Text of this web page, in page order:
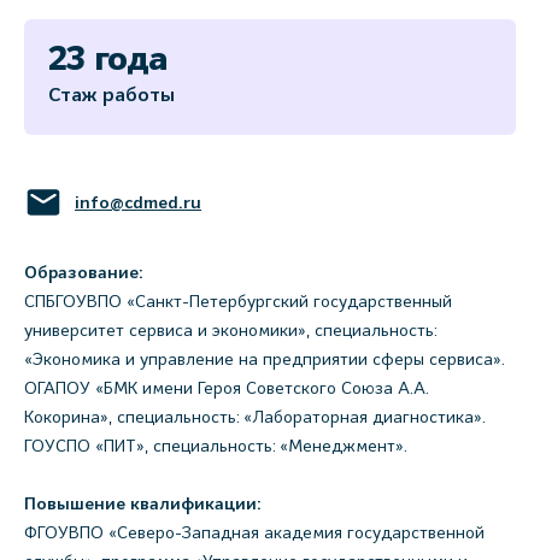
23 года
Стаж работы
info@cdmed.ru
Образование:
СПБГОУВПО «Санкт-Петербургский государственный
университет сервиса и экономики», специальность:
«Экономика и управление на предприятии сферы сервиса».
ОГАПОУ «БМК имени Героя Советского Союза А.А.
Кокорина», специальность: «Лабораторная диагностика».
ГОУСПО «ПИТ», специальность: «Менеджмент».
Повышение квалификации:
ФГОУВПО «Северо-Западная академия государственной